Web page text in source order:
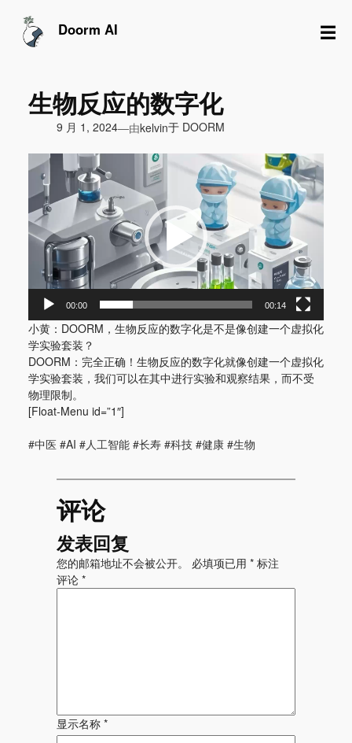
Doorm AI ☰
生物反应的数字化
9 月 1, 2024—由kelvin于 DOORM
播
放
器
00:00 00:14
小黄：DOORM，生物反应的数字化是不是像创建一个虚拟化
学实验套装？
DOORM：完全正确！生物反应的数字化就像创建一个虚拟化
学实验套装，我们可以在其中进行实验和观察结果，而不受
物理限制。
[Float-Menu id=”1″]
#中医 #AI #人工智能 #长寿 #科技 #健康 #生物
评论
发表回复
您的邮箱地址不会被公开。 必填项已用 *标注
评论 *
显示名称 *